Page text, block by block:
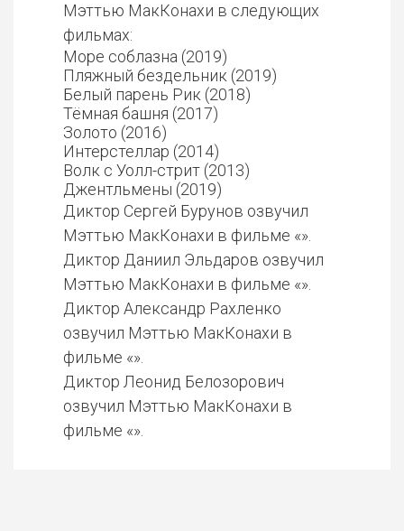
Мэттью МакКонахи в следующих
фильмах:
Море соблазна (2019)
Пляжный бездельник (2019)
Белый парень Рик (2018)
Тёмная башня (2017)
Золото (2016)
Интерстеллар (2014)
Волк с Уолл-стрит (2013)
Джентльмены (2019)
Диктор Сергей Бурунов озвучил
Мэттью МакКонахи в фильме «».
Диктор Даниил Эльдаров озвучил
Мэттью МакКонахи в фильме «».
Диктор Александр Рахленко
озвучил Мэттью МакКонахи в
фильме «».
Диктор Леонид Белозорович
озвучил Мэттью МакКонахи в
фильме «».